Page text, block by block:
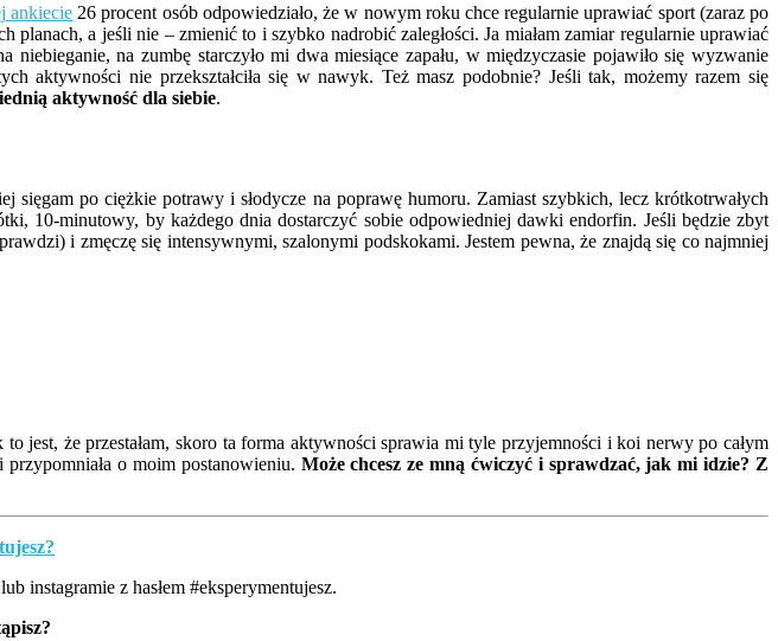
ankiecie 26 procent osób odpowiedziało, że w nowym roku chce regularnie uprawiać sport (zaraz po
a jeśli nie – zmienić to i szybko nadrobić zaległości. Ja miałam zamiar regularnie uprawiać
na zumbę starczyło mi dwa miesiące zapału, w międzyczasie pojawiło się wyzwanie
aktywności nie przekształciła się w nawyk. Też masz podobnie? Jeśli tak, możemy razem się
aktywność dla siebie.
po ciężkie potrawy i słodycze na poprawę humoru. Zamiast szybkich, lecz krótkotrwałych
10-minutowy, by każdego dnia dostarczyć sobie odpowiedniej dawki endorfin. Jeśli będzie zbyt
i zmęczę się intensywnymi, szalonymi podskokami. Jestem pewna, że znajdą się co najmniej
że przestałam, skoro ta forma aktywności sprawia mi tyle przyjemności i koi nerwy po całym
o moim postanowieniu. Może chcesz ze mną ćwiczyć i sprawdzać, jak mi idzie? Z
instagramie z hasłem #eksperymentujesz.